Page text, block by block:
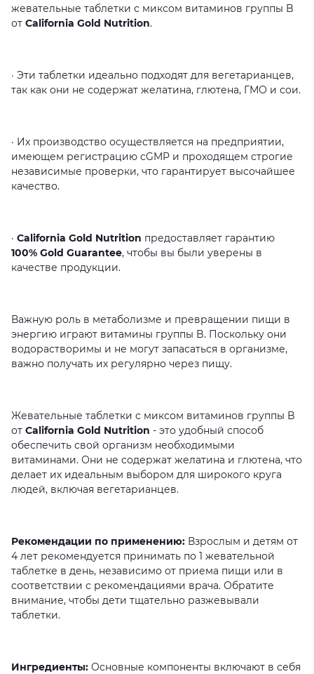
жевательные таблетки с миксом витаминов группы B
от California Gold Nutrition.
· Эти таблетки идеально подходят для вегетарианцев,
так как они не содержат желатина, глютена, ГМО и сои.
· Их производство осуществляется на предприятии,
имеющем регистрацию cGMP и проходящем строгие
независимые проверки, что гарантирует высочайшее
качество.
· California Gold Nutrition предоставляет гарантию
100% Gold Guarantee, чтобы вы были уверены в
качестве продукции.
Важную роль в метаболизме и превращении пищи в
энергию играют витамины группы B. Поскольку они
водорастворимы и не могут запасаться в организме,
важно получать их регулярно через пищу.
Жевательные таблетки с миксом витаминов группы B
от California Gold Nutrition - это удобный способ
обеспечить свой организм необходимыми
витаминами. Они не содержат желатина и глютена, что
делает их идеальным выбором для широкого круга
людей, включая вегетарианцев.
Рекомендации по применению: Взрослым и детям от
4 лет рекомендуется принимать по 1 жевательной
таблетке в день, независимо от приема пищи или в
соответствии с рекомендациями врача. Обратите
внимание, чтобы дети тщательно разжевывали
таблетки.
Ингредиенты: Основные компоненты включают в себя